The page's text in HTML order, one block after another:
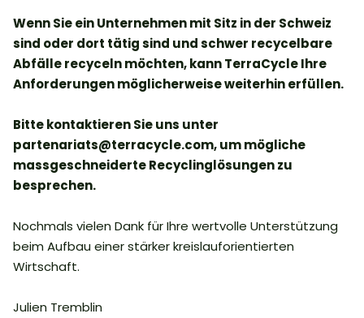
Wenn Sie ein Unternehmen mit Sitz in der Schweiz
sind oder dort tätig sind und schwer recycelbare
Abfälle recyceln möchten, kann TerraCycle Ihre
Anforderungen möglicherweise weiterhin erfüllen.
Bitte kontaktieren Sie uns unter
partenariats@terracycle.com, um mögliche
massgeschneiderte Recyclinglösungen zu
besprechen.
Nochmals vielen Dank für Ihre wertvolle Unterstützung
beim Aufbau einer stärker kreislauforientierten
Wirtschaft.
Julien Tremblin